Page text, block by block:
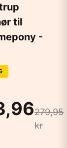
til
-
279,95
kr